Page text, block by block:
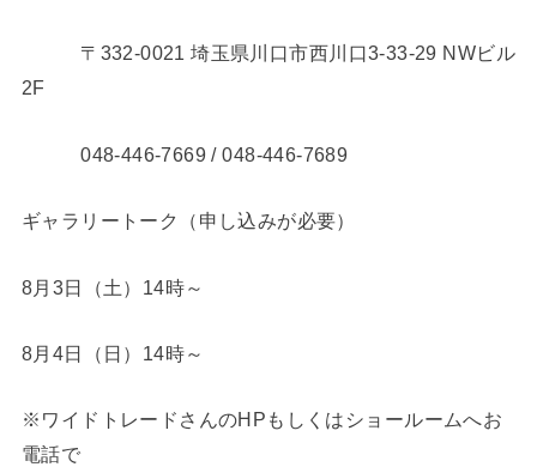
〒332-0021 埼玉県川口市西川口3-33-29 NWビル
2F
048-446-7669 / 048-446-7689
ギャラリートーク（申し込みが必要）
8月3日（土）14時～
8月4日（日）14時～
※ワイドトレードさんのHPもしくはショールームへお
電話で